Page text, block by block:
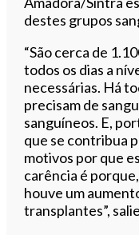
destes grupos
“São cerca de
todos os dias a
necessárias. Há
precisam de
sanguíneos. E,
que se contribua
motivos por que
carência é
houve um
transplantes”,